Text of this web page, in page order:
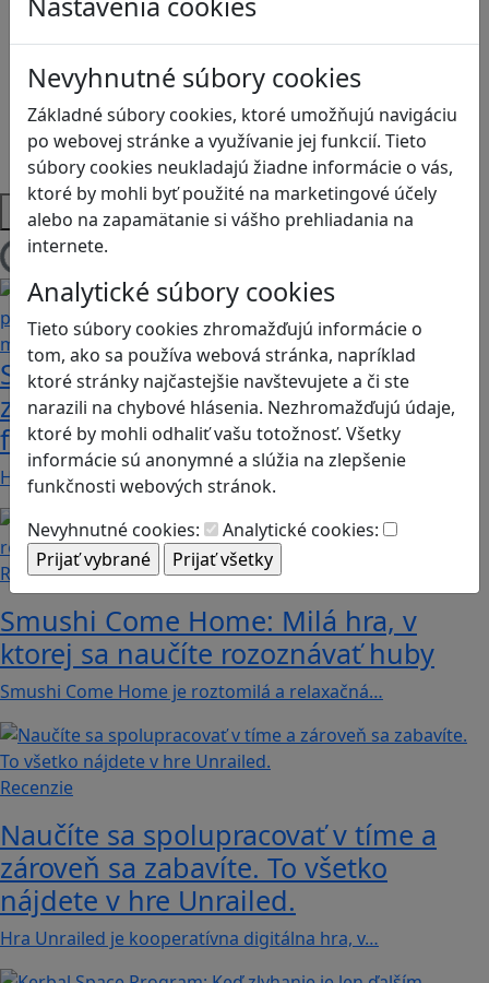
Nevyhnutné súbory cookies
Základné súbory cookies, ktoré umožňujú navigáciu
po webovej stránke a využívanie jej funkcií. Tieto
súbory cookies neukladajú žiadne informácie o vás,
ktoré by mohli byť použité na marketingové účely
alebo na zapamätanie si vášho prehliadania na
internete.
Analytické súbory cookies
Tieto súbory cookies zhromažďujú informácie o
tom, ako sa používa webová stránka, napríklad
ktoré stránky najčastejšie navštevujete a či ste
narazili na chybové hlásenia. Nezhromažďujú údaje,
ktoré by mohli odhaliť vašu totožnosť. Všetky
informácie sú anonymné a slúžia na zlepšenie
funkčnosti webových stránok.
Nevyhnutné cookies:
Analytické cookies:
Logické myslenie
Programovanie/Technika
Sociálne zručnosti a kooperácia
Strategické myslenie
Zdravie a pohyb
Platformy
Stanete sa influencerom, keď budete
zdieľať iba pravdivé, nie alternatívne
fakty? Dozviete sa v hre Follow me
Hráči a hráčky sa stávajú používateľmi/kami…
Recenzie
Smushi Come Home: Milá hra, v
ktorej sa naučíte rozoznávať huby
Smushi Come Home je roztomilá a relaxačná…
Recenzie
Naučíte sa spolupracovať v tíme a
zároveň sa zabavíte. To všetko
nájdete v hre Unrailed.
Hra Unrailed je kooperatívna digitálna hra, v…